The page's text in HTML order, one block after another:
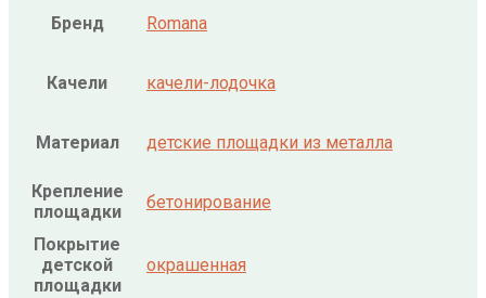
Бренд Romana
Качели качели-лодочка
Материал детские площадки из металла
Крепление
площадки
бетонирование
Покрытие
детской
площадки
окрашенная